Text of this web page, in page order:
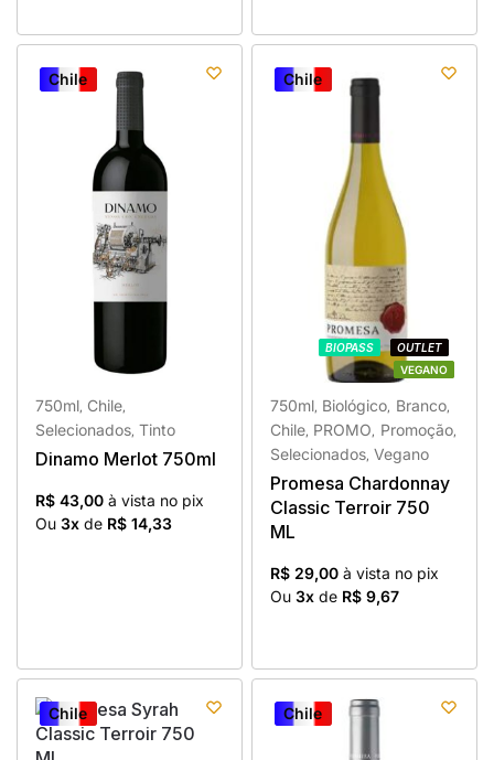
Chile
Chile
750ml, Chile,
Selecionados, Tinto
Dinamo Merlot 750ml
R$ 43,00 à vista no pix
Ou 3x de R$ 14,33
Chile
BIOPASS
OUTLET
VEGANO
Chile
BIOPASS
OUTLET
VEGANO
750ml, Biológico, Branco,
Chile, PROMO, Promoção,
Selecionados, Vegano
Promesa Chardonnay
Classic Terroir 750
ML
R$ 29,00 à vista no pix
Ou 3x de R$ 9,67
Chile
Chile Chile
Chile